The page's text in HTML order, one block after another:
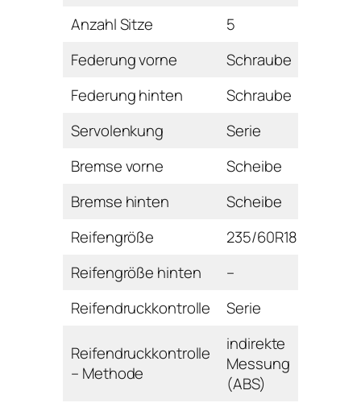
Anzahl Sitze
5
Federung vorne
Schraube
Federung hinten
Schraube
Servolenkung
Serie
Bremse vorne
Scheibe
Bremse hinten
Scheibe
Reifengröße
235/60R18
Reifengröße hinten
–
Reifendruckkontrolle
Serie
Reifendruckkontrolle
– Methode
indirekte
Messung
(ABS)